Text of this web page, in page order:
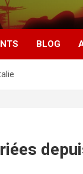
BLOG